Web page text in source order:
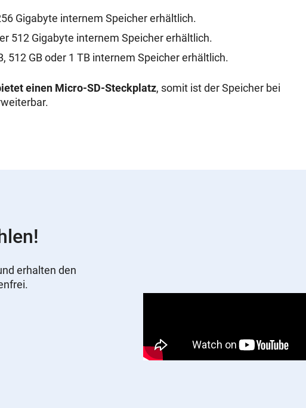
Gigabyte internem Speicher erhältlich.
512 Gigabyte internem Speicher erhältlich.
512 GB oder 1 TB internem Speicher erhältlich.
einen Micro-SD-Steckplatz, somit ist der Speicher bei
erhalten den